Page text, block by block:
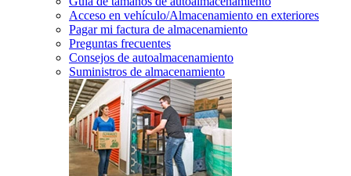
Acceso en vehículo/Almacenamiento en exteriores
Pagar mi factura de almacenamiento
Preguntas frecuentes
Consejos de autoalmacenamiento
Suministros de almacenamiento